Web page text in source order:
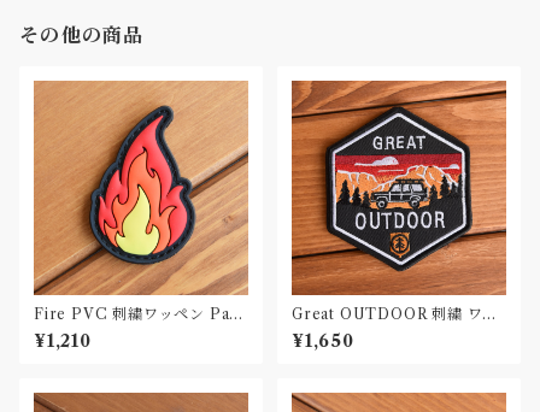
その他の商品
Fire PVC 刺繍ワッペン Patc
h
¥1,210
Great OUTDOOR 刺繍 ワッ
ペン Patch
¥1,650